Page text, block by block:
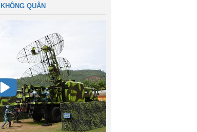
QUÂN